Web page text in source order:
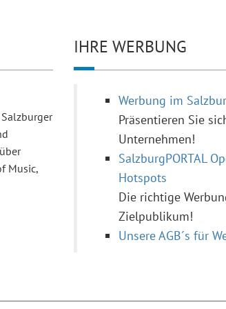
Music,
IHRE WERBUNG
Werbung im
Präsentieren Sie
Unternehmen!
SalzburgPORTAL
Hotspots
Die richtige
Zielpublikum!
Unsere AGB´s für